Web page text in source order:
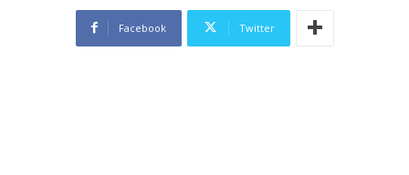
Facebook Twitter